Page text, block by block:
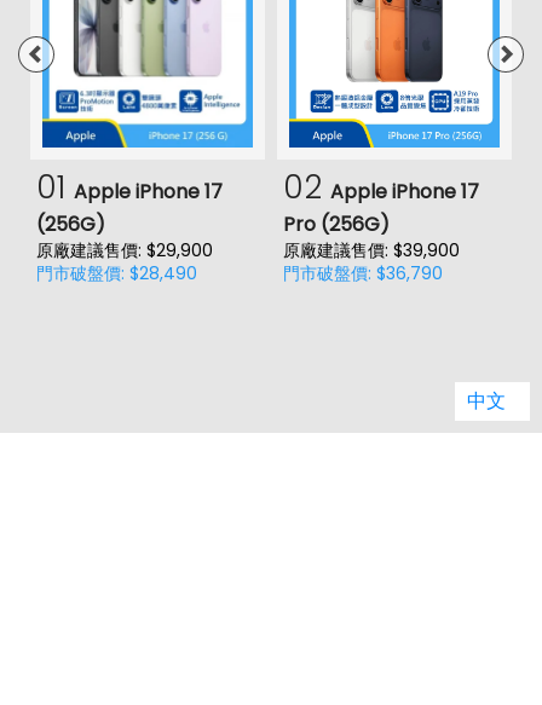
第一前相機光圈
f2.2
通訊與網路系統
4G FDD LTE頻率
1700(B4), 1700(B66), 1800(B3),
1900(B2), 2100(B1), 2600(B7),
700(B12), 700(B13), 700(B17),
700(B28), 800(B20), 850(B5),
900(B8)
HSDPA, HSUPA, WCDMA
GSM 1800, GSM 1900, GSM 850,
01 Apple iPhone 17
(256G)
原廠建議售價: $29,900
門市破盤價: $28,490
02 Apple iPhone 17
Pro (256G)
原廠建議售價: $39,900
門市破盤價: $36,790
中文